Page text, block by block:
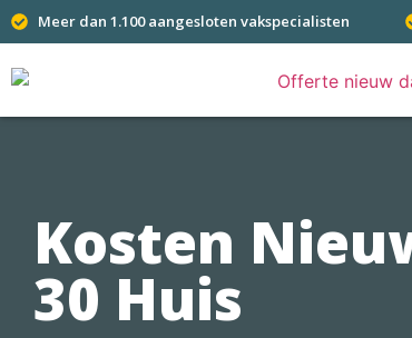
Meer dan 1.100 aangesloten vakspecialisten
Kosten
30 Huis